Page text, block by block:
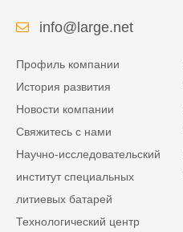
info@large.net
Профиль компании
История развития
Новости компании
Свяжитесь с нами
Научно-исследовательский
институт специальных
литиевых батарей
Технологический центр